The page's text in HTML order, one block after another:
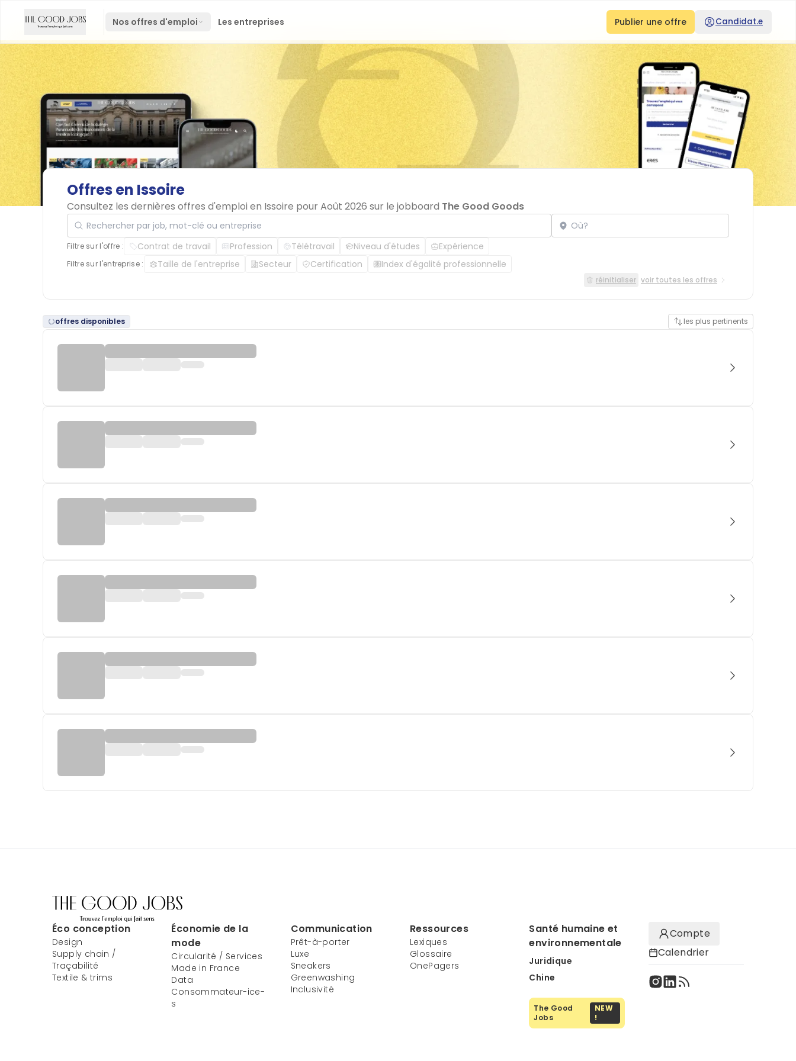
Nos offres d'emploi Les entreprises Publier une offre Candidat.e
Offres en Issoire
Consultez les dernières offres d'emploi en Issoire pour Août 2026 sur le jobboard The Good Goods
Rechercher par job, mot-clé ou entreprise Localisation
Filtre sur l'offre : Contrat de travail Profession Télétravail Niveau d'études Expérience
Filtre sur l'entreprise : Taille de l'entreprise Secteur Certification Index d'égalité professionnelle
réinitialiser voir toutes les offres
offres disponibles les plus pertinents
Éco conception
Design
Supply chain /
Traçabilité
Textile & trims
Économie de la
mode
Circularité / Services
Made in France
Data
Consommateur-ice-
s
Communication
Prêt-à-porter
Luxe
Sneakers
Greenwashing
Inclusivité
Ressources
Lexiques
Glossaire
OnePagers
Santé humaine et
environnementale
Juridique
Chine
The Good
Jobs
NEW
!
Compte
Calendrier